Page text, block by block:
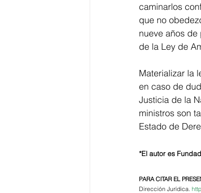
caminarlos
que no
nueve años
de la Ley de
Materializar la
en caso de
Justicia de la
ministros son
Estado de
*El autor es
PARA CITAR EL
Dirección Jurídica.